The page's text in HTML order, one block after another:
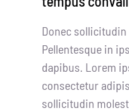
Donec sollicitudin
Pellentesque in
dapibus. Lorem
consectetur
sollicitudin